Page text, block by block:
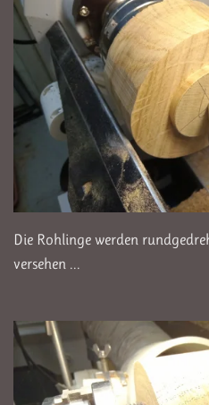
Die Rohlinge werden
versehen ...